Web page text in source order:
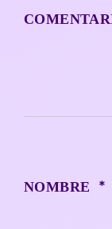
NOMBRE *